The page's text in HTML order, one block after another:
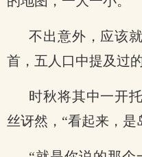
不出意外，应该
首，五人口中提及过的
时秋将其中一开
丝讶然，“看起来，是